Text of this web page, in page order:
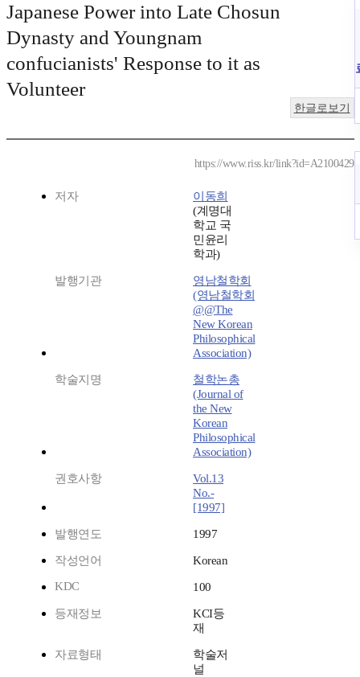
Japanese Power into Late Chosun
Dynasty and Youngnam
confucianists' Response to it as
Volunteer
한글로보기
https://www.riss.kr/link?id=A2100429
저자
이동희
(계명대
학교 국
민윤리
학과)
발행기관
영남철학회
(영남철학회
@@The
New Korean
Philosophical
Association)
학술지명
철학논총
(Journal of
the New
Korean
Philosophical
Association)
권호사항
Vol.13
No.-
[1997]
발행연도 1997
작성언어
Korean
KDC
100
등재정보
KCI등
재
자료형태
학술저
널